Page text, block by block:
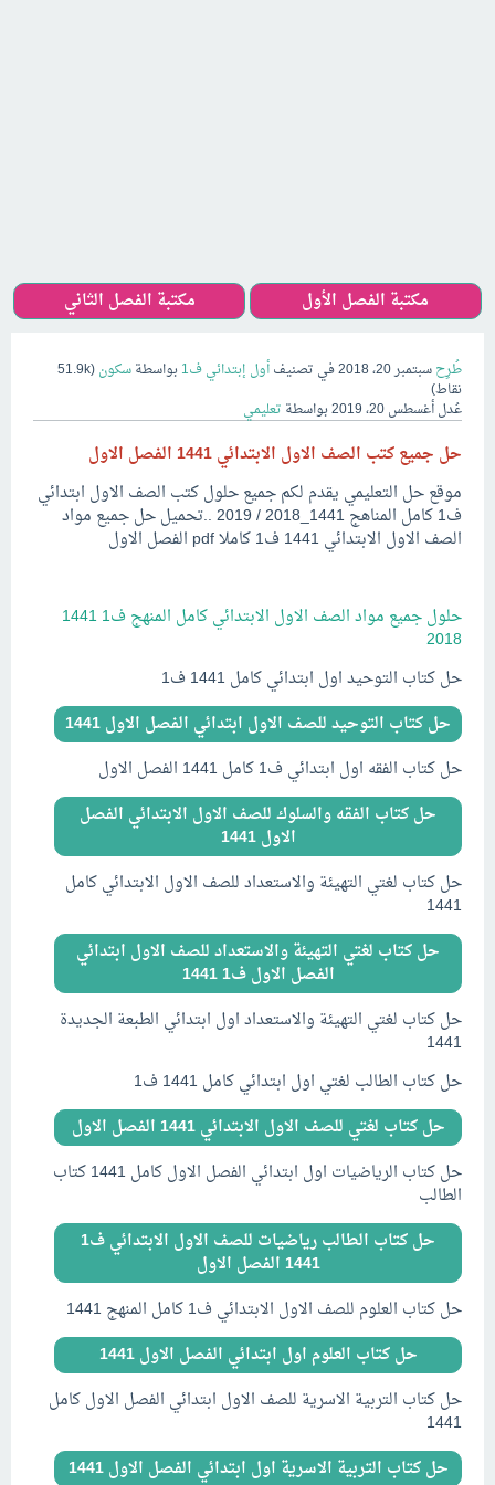
مكتبة الفصل الأول مكتبة الفصل الثاني
طُرِحسبتمبر 20، 2018 في تصنيفأول إبتدائي ف1 بواسطةسكون(
51.9k
نقاط)
عُدلأغسطس 20، 2019 بواسطة تعليمي
حل جميع كتب الصف الاول الابتدائي 1441 الفصل الاول
موقع حل التعليمي يقدم لكم جميع حلول كتب الصف الاول ابتدائي
ف1 كامل المناهج 1441_2018 / 2019 ..تحميل حل جميع مواد
الصف الاول الابتدائي 1441 ف1 كاملا pdf الفصل الاول
حلول جميع مواد الصف الاول الابتدائي كامل المنهج ف1 1441
2018
حل كتاب التوحيد اول ابتدائي كامل 1441 ف1
حل كتاب التوحيد للصف الاول ابتدائي الفصل الاول 1441
حل كتاب الفقه اول ابتدائي ف1 كامل 1441 الفصل الاول
حل كتاب الفقه والسلوك للصف الاول الابتدائي الفصل
الاول 1441
حل كتاب لغتي التهيئة والاستعداد للصف الاول الابتدائي كامل
1441
حل كتاب لغتي التهيئة والاستعداد للصف الاول ابتدائي
الفصل الاول ف1 1441
حل كتاب لغتي التهيئة والاستعداد اول ابتدائي الطبعة الجديدة
1441
حل كتاب الطالب لغتي اول ابتدائي كامل 1441 ف1
حل كتاب لغتي للصف الاول الابتدائي 1441 الفصل الاول
حل كتاب الرياضيات اول ابتدائي الفصل الاول كامل 1441 كتاب
الطالب
حل كتاب الطالب رياضيات للصف الاول الابتدائي ف1
1441 الفصل الاول
حل كتاب العلوم للصف الاول الابتدائي ف1 كامل المنهج 1441
حل كتاب العلوم اول ابتدائي الفصل الاول 1441
حل كتاب التربية الاسرية للصف الاول ابتدائي الفصل الاول كامل
1441
حل كتاب التربية الاسرية اول ابتدائي الفصل الاول 1441